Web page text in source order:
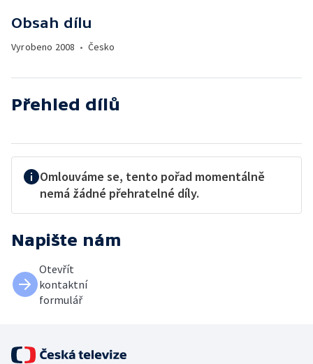
Obsah dílu
Vyrobeno 2008 • Česko
Přehled dílů
Omlouváme se, tento pořad momentálně
nemá žádné přehratelné díly.
Napište nám
Otevřít
kontaktní
formulář